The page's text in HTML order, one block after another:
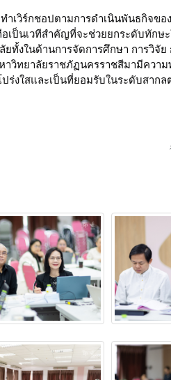
เวิร์กชอปตามการดำเนินพันธกิจขอ
เป็นเวทีสำคัญที่จะช่วยยกระดับทักษ
ทั้งในด้านการจัดการศึกษา การวิจัย
าวิทยาลัยราชภัฏนครราชสีมามีควา
งใสและเป็นที่ยอมรับในระดับสากล